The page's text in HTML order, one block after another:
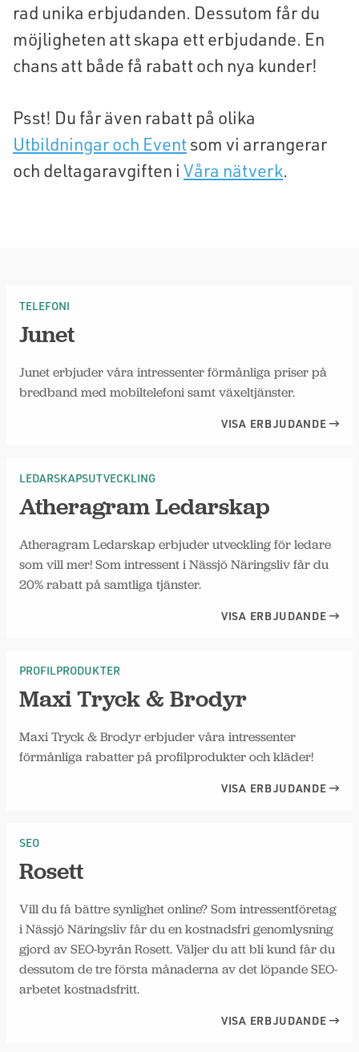
rad unika erbjudanden. Dessutom får du
möjligheten att skapa ett erbjudande. En
chans att både få rabatt och nya kunder!
Psst! Du får även rabatt på olika
Utbildningar och Eventsom vi arrangerar
och deltagaravgiften i Våra nätverk.
TELEFONI
Junet
Junet erbjuder våra intressenter förmånliga priser på
bredband med mobiltelefoni samt växeltjänster.
VISA ERBJUDANDE
LEDARSKAPSUTVECKLING
Atheragram Ledarskap
Atheragram Ledarskap erbjuder utveckling för ledare
som vill mer! Som intressent i Nässjö Näringsliv får du
20% rabatt på samtliga tjänster.
VISA ERBJUDANDE
PROFILPRODUKTER
Maxi Tryck & Brodyr
Maxi Tryck & Brodyr erbjuder våra intressenter
förmånliga rabatter på profilprodukter och kläder!
VISA ERBJUDANDE
SEO
Rosett
Vill du få bättre synlighet online? Som intressentföretag
i Nässjö Näringsliv får du en kostnadsfri genomlysning
gjord av SEO-byrån Rosett. Väljer du att bli kund får du
dessutom de tre första månaderna av det löpande SEO-
arbetet kostnadsfritt.
VISA ERBJUDANDE